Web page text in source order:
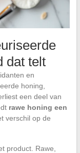
dat telt
en
honing,
een deel van
rawe honing een
verschil op de
product. Rawe,